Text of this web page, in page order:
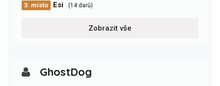
3. místo Esi (14 darů)
Zobrazit vše
GhostDog